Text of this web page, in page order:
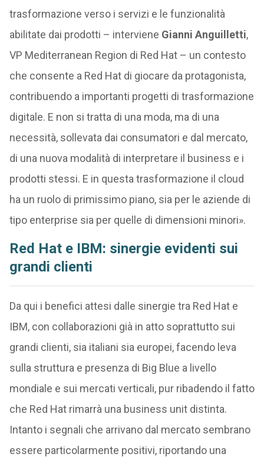
trasformazione verso i servizi e le funzionalità
abilitate dai prodotti – interviene Gianni Anguilletti,
VP Mediterranean Region di Red Hat – un contesto
che consente a Red Hat di giocare da protagonista,
contribuendo a importanti progetti di trasformazione
digitale. E non si tratta di una moda, ma di una
necessità, sollevata dai consumatori e dal mercato,
di una nuova modalità di interpretare il business e i
prodotti stessi. E in questa trasformazione il cloud
ha un ruolo di primissimo piano, sia per le aziende di
tipo enterprise sia per quelle di dimensioni minori».
Red Hat e IBM: sinergie evidenti sui
grandi clienti
Da qui i benefici attesi dalle sinergie tra Red Hat e
IBM, con collaborazioni già in atto soprattutto sui
grandi clienti, sia italiani sia europei, facendo leva
sulla struttura e presenza di Big Blue a livello
mondiale e sui mercati verticali, pur ribadendo il fatto
che Red Hat rimarrà una business unit distinta.
Intanto i segnali che arrivano dal mercato sembrano
essere particolarmente positivi, riportando una